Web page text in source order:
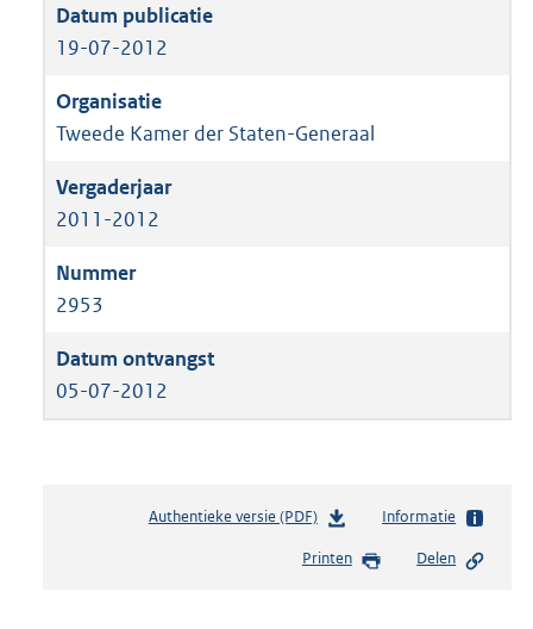
19-07-2012
Tweede Kamer der Staten-Generaal
2011-2012
2953
05-07-2012
Authentieke versie (PDF)b
s
Informatie
Printen Delen